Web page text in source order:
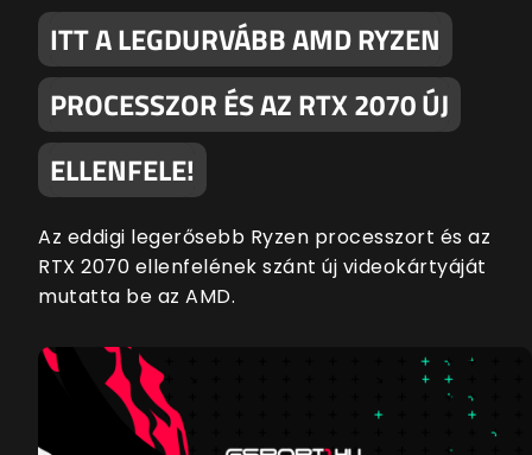
ITT A LEGDURVÁBB AMD RYZEN
PROCESSZOR ÉS AZ RTX 2070 ÚJ
ELLENFELE!
Az eddigi legerősebb Ryzen processzort és az
RTX 2070 ellenfelének szánt új videokártyáját
mutatta be az AMD.